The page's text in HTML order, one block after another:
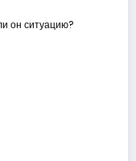
он ситуацию?